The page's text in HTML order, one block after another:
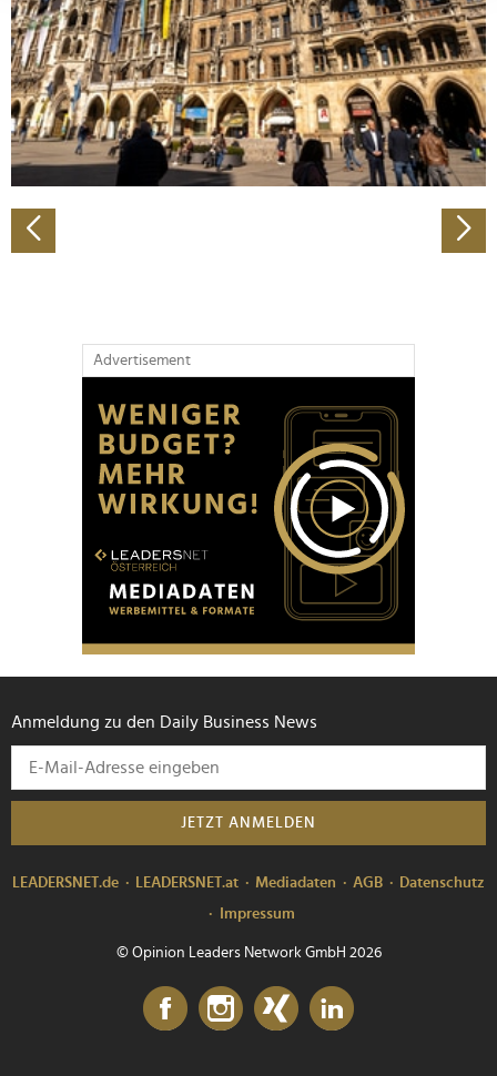
Abschnitt Einzelheitenfest.
Wir verwenden Cookies, um Inhalte und Anzeigen zu
personalisieren, Funktionen für soziale Medien anbieten
zu können und die Zugriffe auf unsere Website zu
analysieren. Außerdem geben wir Informationen zu Ihrer
Verwendung unserer Website an unsere Partner für
Partner führen diese Informationen möglicherweise mit
weiteren Daten zusammen, die Sie ihnen bereitgestellt
Advertisement
Anmeldung zu den Daily Business News
JETZT ANMELDEN
LEADERSNET.de LEADERSNET.at Mediadaten AGB
Datenschutz
Impressum
© Opinion Leaders Network GmbH 2026